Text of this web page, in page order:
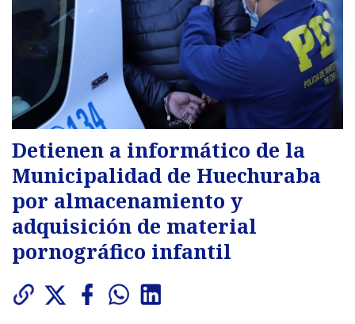
Detienen a informático de la
Municipalidad de Huechuraba
por almacenamiento y
adquisición de material
pornográfico infantil